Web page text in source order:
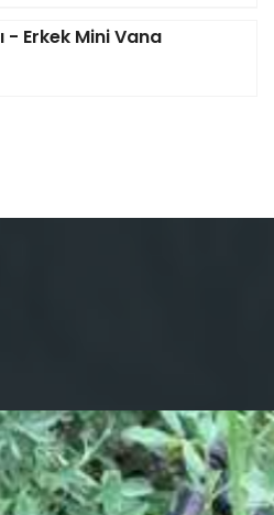
- Erkek Mini Vana